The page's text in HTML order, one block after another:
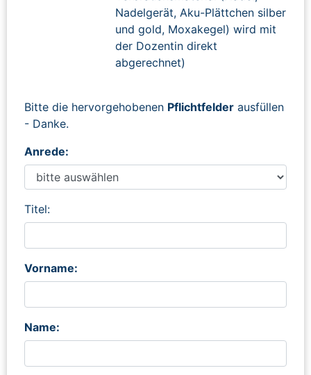
Nadelgerät, Aku-Plättchen silber
und gold, Moxakegel) wird mit
der Dozentin direkt
abgerechnet)
Bitte die hervorgehobenen Pflichtfelder ausfüllen
- Danke.
Anrede:
Titel:
Vorname:
Name: